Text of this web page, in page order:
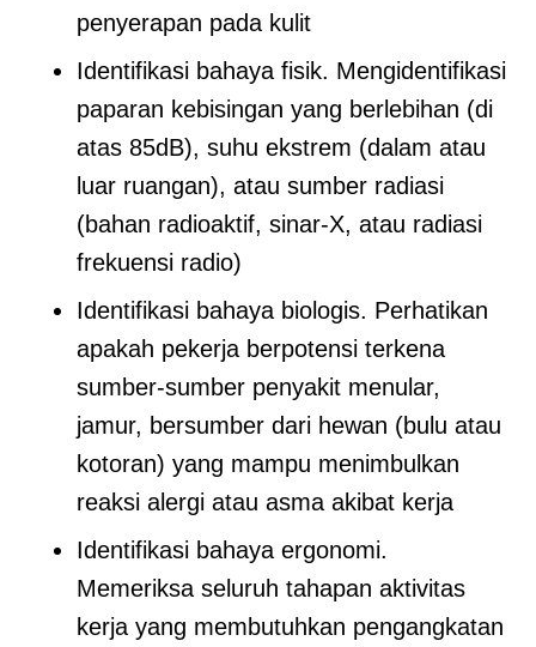
penyerapan pada kulit
Identifikasi bahaya fisik. Mengidentifikasi
paparan kebisingan yang berlebihan (di
atas 85dB), suhu ekstrem (dalam atau
luar ruangan), atau sumber radiasi
(bahan radioaktif, sinar-X, atau radiasi
frekuensi radio)
Identifikasi bahaya biologis. Perhatikan
apakah pekerja berpotensi terkena
sumber-sumber penyakit menular,
jamur, bersumber dari hewan (bulu atau
kotoran) yang mampu menimbulkan
reaksi alergi atau asma akibat kerja
Identifikasi bahaya ergonomi.
Memeriksa seluruh tahapan aktivitas
kerja yang membutuhkan pengangkatan